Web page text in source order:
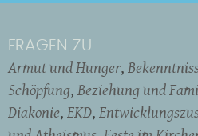
FRAGEN ZU
Armut und Hunger
Schöpfung Beziehung und
Diakonie EKD